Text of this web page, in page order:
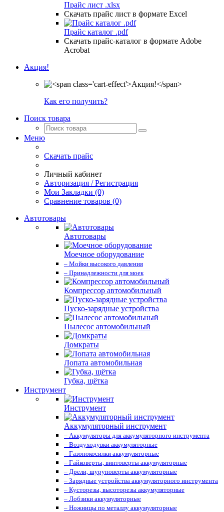
Прайс лист .xlsx
Скачать прайс лист в формате Excel
Прайс каталог .pdf
Скачать прайс-каталог в формате Adobe
Acrobat
Акция!
Как его получить?
Поиск товара
Меню
Скачать прайс
Личный кабинет
Авторизация / Регистрация
Мои Закладки (0)
Сравнение товаров (0)
Автотовары
Автотовары
Моечное оборудование
– Мойки высокого давления
– Принадлежности для моек
Компрессор автомобильный
Пуско-зарядные устройства
Пылесос автомобильный
Домкраты
Лопата автомобильная
Губка, щётка
Инструмент
Инструмент
Аккумуляторный инструмент
– Аккумуляторы для аккумуляторного инструмента
– Воздуходувки аккумуляторные
– Газонокосилки аккумуляторные
– Гайковерты, винтоверты аккумуляторные
– Дрели, шуруповерты аккумуляторные
– Зарядные устройства аккумуляторного инструмента
– Кусторезы, высоторезы аккумуляторные
– Лобзики аккумуляторные
– Ножницы по металлу аккумуляторные